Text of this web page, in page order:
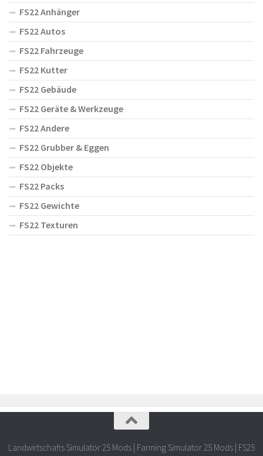
FS22 Anhänger
FS22 Autos
FS22 Fahrzeuge
FS22 Kutter
FS22 Gebäude
FS22 Geräte & Werkzeuge
FS22 Andere
FS22 Grubber & Eggen
FS22 Objekte
FS22 Packs
FS22 Gewichte
FS22 Texturen
Landwirtschafts Simulator 25 Mods | Farming Simulator 25 Mods | FS25